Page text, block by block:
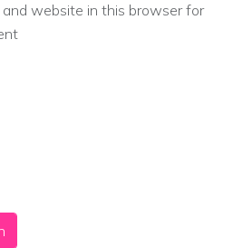
and website in this browser for